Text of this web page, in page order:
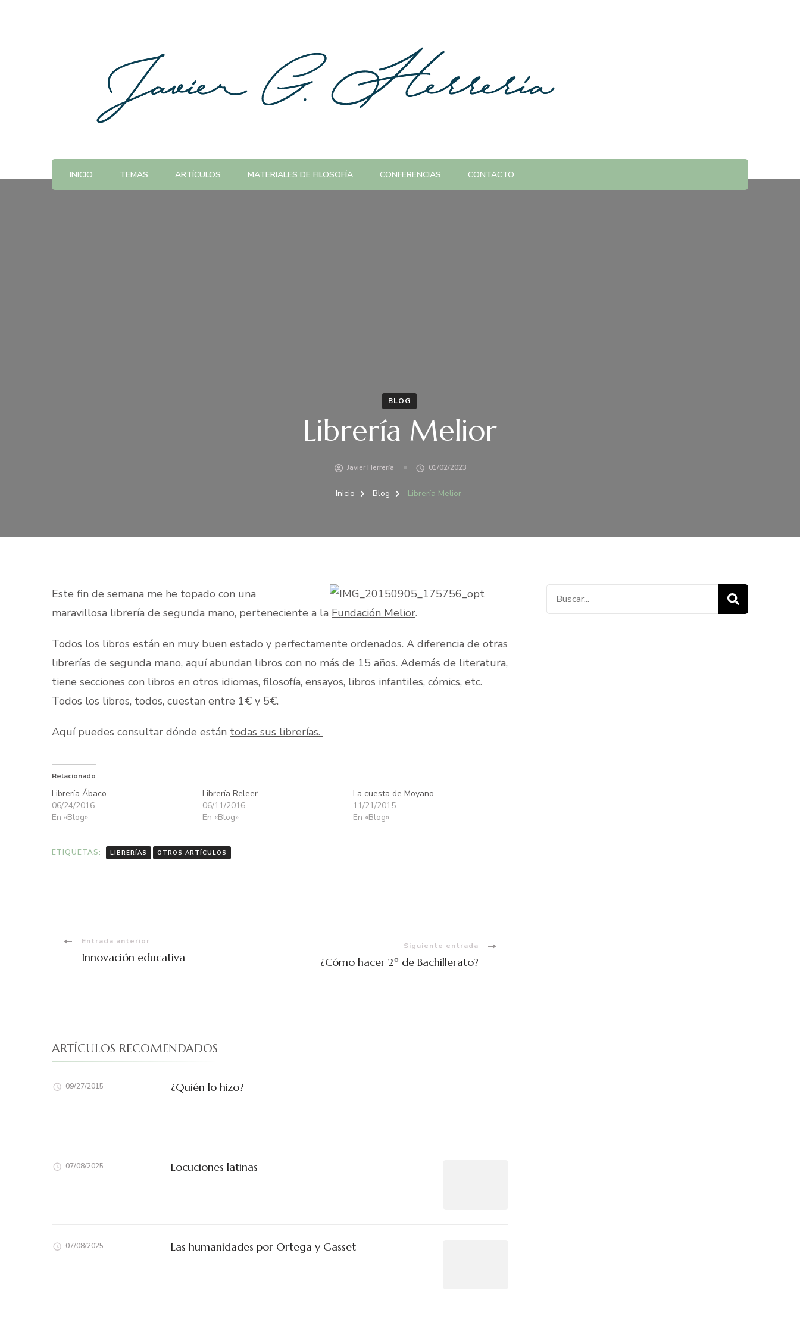
INICIO TEMAS ARTÍCULOS MATERIALES DE FILOSOFÍA CONFERENCIAS CONTACTO
BLOG
Librería Melior
Javier Herrería 01/02/2023
Inicio Blog Librería Melior
Este fin de semana me he topado con una
maravillosa librería de segunda mano, perteneciente a la Fundación Melior.
Todos los libros están en muy buen estado y perfectamente ordenados. A diferencia de otras
librerías de segunda mano, aquí abundan libros con no más de 15 años. Además de literatura,
tiene secciones con libros en otros idiomas, filosofía, ensayos, libros infantiles, cómics, etc.
Todos los libros, todos, cuestan entre 1€ y 5€.
Aquí puedes consultar dónde están todas sus librerías.
Relacionado
Librería Ábaco
06/24/2016
En «Blog»
Librería Releer
06/11/2016
En «Blog»
La cuesta de Moyano
11/21/2015
En «Blog»
ETIQUETAS: LIBRERÍAS OTROS ARTÍCULOS
Navegación
Entrada anterior
Innovación educativa
Siguiente entrada
¿Cómo hacer 2º de Bachillerato?
ARTÍCULOS RECOMENDADOS
09/27/2015 ¿Quién lo hizo?
07/08/2025 Locuciones latinas
07/08/2025 Las humanidades por Ortega y Gasset
Buscar: